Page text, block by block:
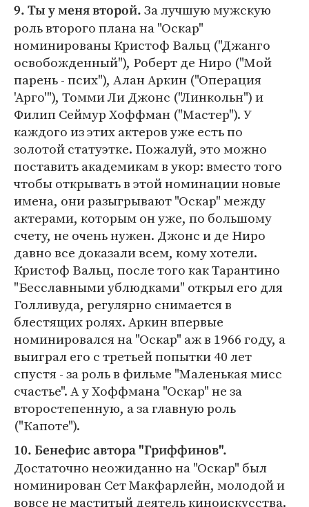
9. Ты у меня второй. За лучшую мужскую
роль второго плана на "Оскар"
номинированы Кристоф Вальц ("Джанго
освобожденный"), Роберт де Ниро ("Мой
парень - псих"), Алан Аркин ("Операция
'Арго'"), Томми Ли Джонс ("Линкольн") и
Филип Сеймур Хоффман ("Мастер"). У
каждого из этих актеров уже есть по
золотой статуэтке. Пожалуй, это можно
поставить академикам в укор: вместо того
чтобы открывать в этой номинации новые
имена, они разыгрывают "Оскар" между
актерами, которым он уже, по большому
счету, не очень нужен. Джонс и де Ниро
давно все доказали всем, кому хотели.
Кристоф Вальц, после того как Тарантино
"Бесславными ублюдками" открыл его для
Голливуда, регулярно снимается в
блестящих ролях. Аркин впервые
номинировался на "Оскар" аж в 1966 году, а
выиграл его с третьей попытки 40 лет
спустя - за роль в фильме "Маленькая мисс
счастье". А у Хоффмана "Оскар" не за
второстепенную, а за главную роль
("Капоте").
10. Бенефис автора "Гриффинов".
Достаточно неожиданно на "Оскар" был
номинирован Сет Макфарлейн, молодой и
вовсе не маститый деятель киноискусства.